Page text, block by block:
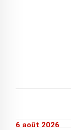
6 août 2026